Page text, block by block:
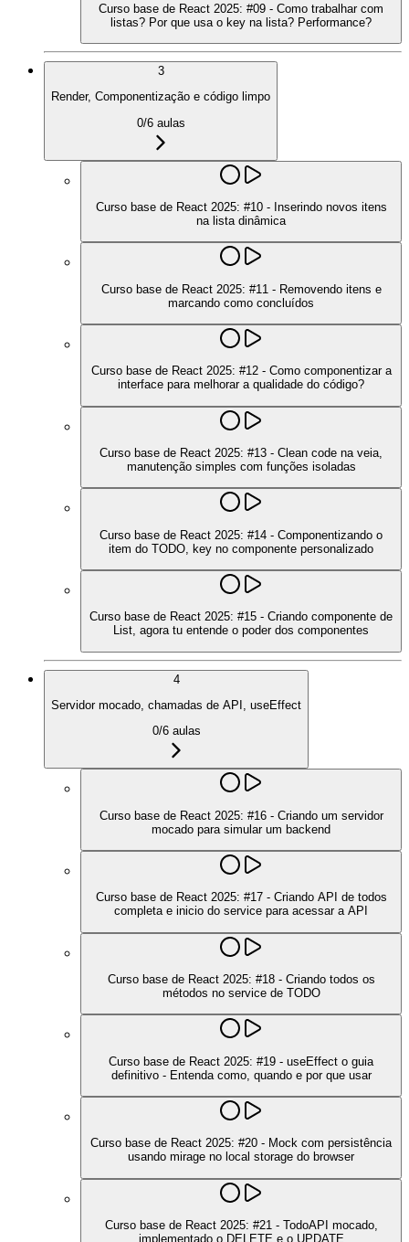
Curso base de React 2025: #09 - Como trabalhar com
listas? Por que usa o key na lista? Performance?
3
Render, Componentização e código limpo
0/6aulas
Curso base de React 2025: #10 - Inserindo novos itens
na lista dinâmica
Curso base de React 2025: #11 - Removendo itens e
marcando como concluídos
Curso base de React 2025: #12 - Como componentizar a
interface para melhorar a qualidade do código?
Curso base de React 2025: #13 - Clean code na veia,
manutenção simples com funções isoladas
Curso base de React 2025: #14 - Componentizando o
item do TODO, key no componente personalizado
Curso base de React 2025: #15 - Criando componente de
List, agora tu entende o poder dos componentes
4
Servidor mocado, chamadas de API, useEffect
0/6aulas
Curso base de React 2025: #16 - Criando um servidor
mocado para simular um backend
Curso base de React 2025: #17 - Criando API de todos
completa e inicio do service para acessar a API
Curso base de React 2025: #18 - Criando todos os
métodos no service de TODO
Curso base de React 2025: #19 - useEffect o guia
definitivo - Entenda como, quando e por que usar
Curso base de React 2025: #20 - Mock com persistência
usando mirage no local storage do browser
Curso base de React 2025: #21 - TodoAPI mocado,
implementado o DELETE e o UPDATE